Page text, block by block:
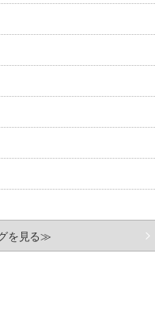
を見る≫